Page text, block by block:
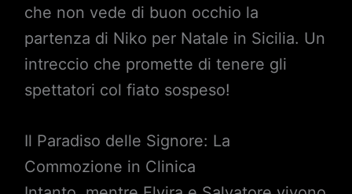
che non vede di buon occhio la
partenza di Niko per Natale in Sicilia. Un
intreccio che promette di tenere gli
spettatori col fiato sospeso!
Il Paradiso delle Signore: La
Commozione in Clinica